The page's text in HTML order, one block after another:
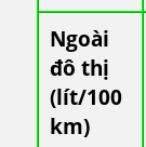
Ngoài
đô thị
(lít/100
km)